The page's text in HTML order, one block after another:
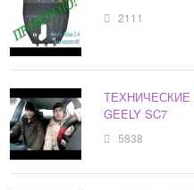
2111
GEELY SC7
5838